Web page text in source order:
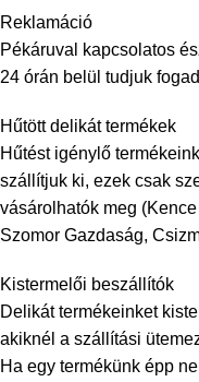
Reklamáció
Pékáruval kapcsolatos
24 órán belül tudjuk
Hűtött delikát termékek
Hűtést igénylő
szállítjuk ki, ezek csak
vásárolhatók meg
Szomor Gazdaság,
Kistermelői beszállítók
Delikát termékeinket
akiknél a szállítási
Ha egy termékünk épp